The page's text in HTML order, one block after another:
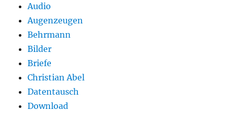
Audio
Augenzeugen
Behrmann
Bilder
Briefe
Christian Abel
Datentausch
Download